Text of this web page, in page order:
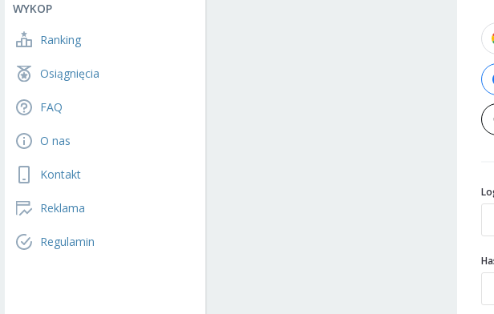
WYKOP
Ranking
Osiągnięcia
FAQ
O nas
Kontakt
Reklama
Regulamin